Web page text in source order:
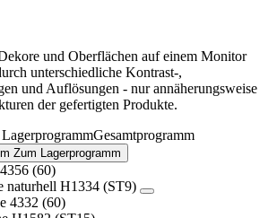
und Oberflächen auf einem Monitor
unterschiedliche Kontrast-,
und Auflösungen - nur annäherungsweise
der gefertigten Produkte.
LagerprogrammGesamtprogramm
Zum Lagerprogramm
4356 (60)
naturhell H1334 (ST9)
4332 (60)